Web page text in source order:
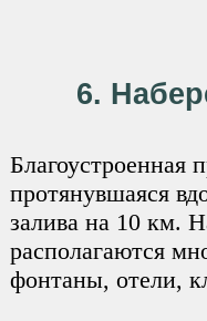
6.
Благоустроенная
протянувшаяся
залива на 10 км.
располагаются
фонтаны, отели,